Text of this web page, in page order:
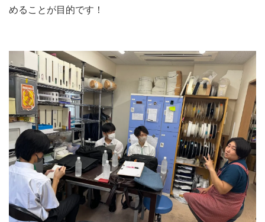
めることが目的です！